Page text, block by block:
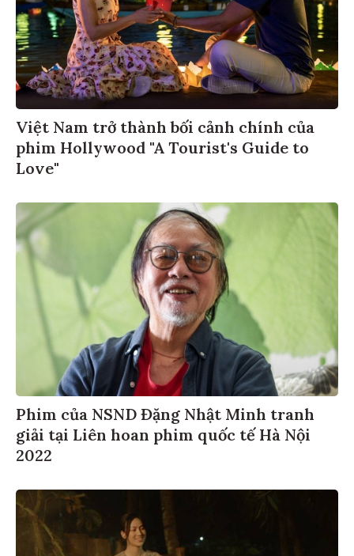
Việt Nam trở thành bối cảnh chính của
phim Hollywood "A Tourist's Guide to
Love"
Phim của NSND Đặng Nhật Minh tranh
giải tại Liên hoan phim quốc tế Hà Nội
2022